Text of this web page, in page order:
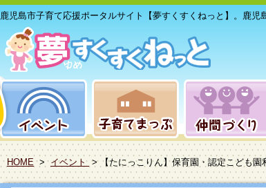
鹿児島市子育て応援ポータルサイト【夢すくすくねっと】。鹿児
HOME > イベント > 【たにっこりん】保育園・認定こども園